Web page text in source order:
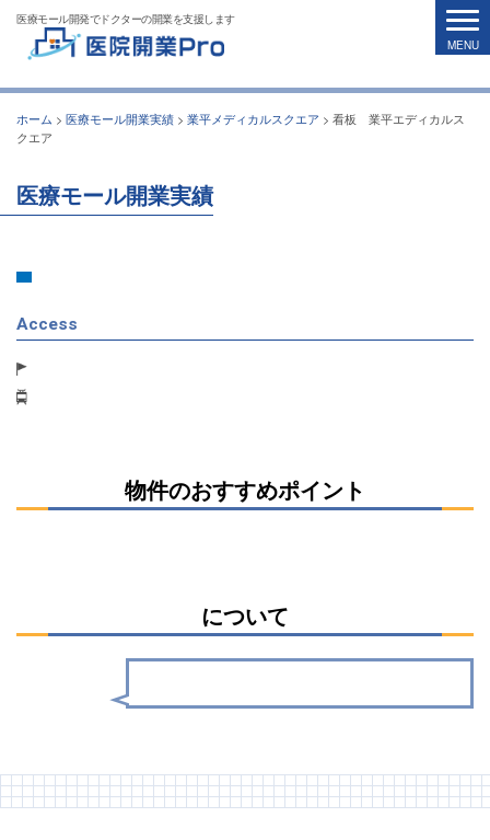
医療モール開発でドクターの開業を支援します
ホーム > 医療モール開業実績 > 業平メディカルスクエア > 看板 業平エディカルス
クエア
医療モール開業実績
Access
物件のおすすめポイント
について